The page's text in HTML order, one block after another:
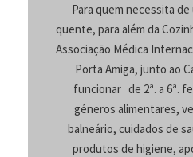
Para quem necessita
quente, para além da
Associação Médica
Porta Amiga, junto ao
funcionar de 2ª. a 6ª.
géneros alimentares,
balneário, cuidados de
produtos de higiene,